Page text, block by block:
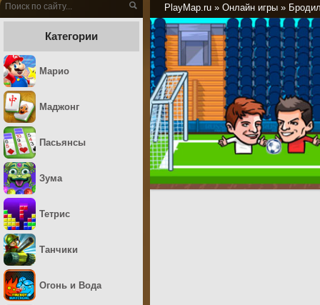
PlayMap.ru » Онлайн игры »
Категории
Марио
Маджонг
Пасьянсы
Зума
Тетрис
Танчики
Огонь и Вода